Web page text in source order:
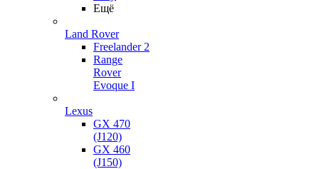
Ещё
Land Rover
Freelander 2
Range
Rover
Evoque I
Lexus
GX 470
(J120)
GX 460
(J150)